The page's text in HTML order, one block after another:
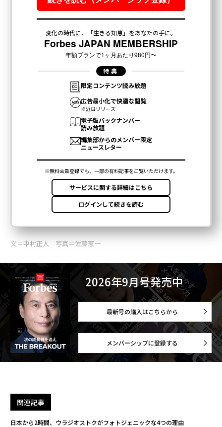
文＝中村正人 写真＝佐藤憲一
2026年9月号発売中
最新号の購入はこちらから
メンバーシップに登録する
関連記事
日本から2時間、ウラジオストクがフォトジェニックな4つの理由